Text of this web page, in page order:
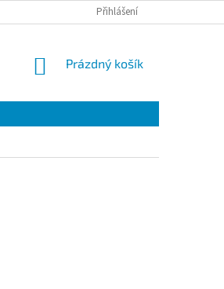
Přihlášení
NÁKUPNÍ
Prázdný košík